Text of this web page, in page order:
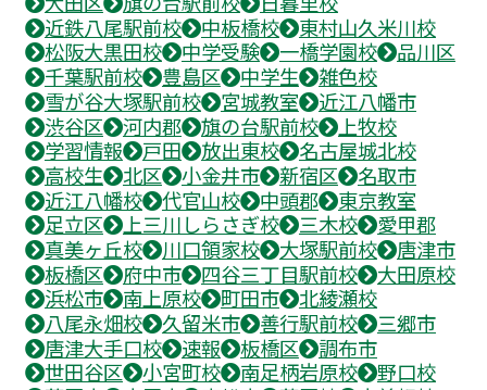
近鉄八尾駅前校
中板橋校
東村山久米川校
松阪大黒田校
中学受験 一橋学園校
品川区
千葉駅前校
豊島区 中学生
雑色校
雪が谷大塚駅前校
宮城教室
近江八幡市
渋谷区
河内郡 旗の台駅前校
上牧校
学習情報
戸田 放出東校
名古屋城北校
高校生
北区 小金井市 新宿区
名取市
近江八幡校
代官山校 中頭郡
東京教室
足立区
上三川しらさぎ校 三木校
愛甲郡
真美ヶ丘校
川口領家校 大塚駅前校
唐津市
板橋区
府中市 四谷三丁目駅前校
大田原校
浜松市
南上原校 町田市
北綾瀬校
八尾永畑校
久留米市 善行駅前校
三郷市
唐津大手口校
速報 板橋区
調布市
世田谷区
小宮町校 南足柄岩原校
野口校